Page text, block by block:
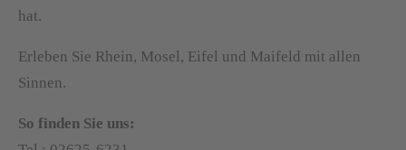
hat.
Erleben Sie Rhein, Mosel, Eifel und Maifeld mit allen
Sinnen.
So finden Sie uns: